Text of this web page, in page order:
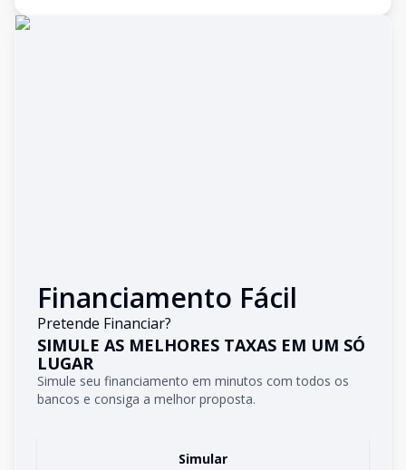
Financiamento Fácil
Pretende Financiar?
SIMULE AS MELHORES TAXAS EM UM SÓ
LUGAR
Simule seu financiamento em minutos com todos os
bancos e consiga a melhor proposta.
Simular